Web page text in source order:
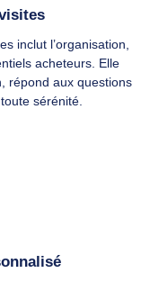
inclut l’organisation,
acheteurs. Elle
répond aux questions
sérénité.